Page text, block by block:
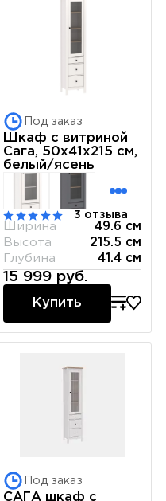
Под заказ
Шкаф с витриной
Сага, 50х41х215 см,
белый/ясень
3 отзыва
Ширина
49.6 см
Высота
215.5 см
Глубина
41.4 см
15 999 руб.
Купить
Под заказ
САГА шкаф с